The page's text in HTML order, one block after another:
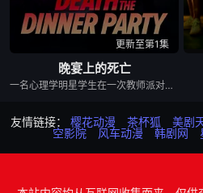
更新至第1集
晚宴上的死亡
一名心理学明星学生在一次教师派对上死亡后，安德莉亚·吉布斯和她的儿子伊桑被卷入了著名教授艾伦·杰克逊的危险操纵之中——一个不惜一切代价掩盖真相的人。
友情链接： 樱花动漫 茶杯狐 美剧
空影院
风车动漫 韩剧网